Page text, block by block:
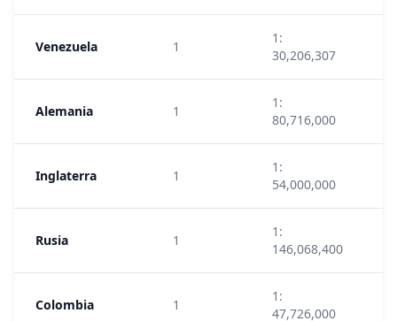
Venezuela 1
1:
30,206,307
Alemania 1
1:
80,716,000
Inglaterra 1
1:
54,000,000
Rusia 1
1:
146,068,400
Colombia 1
1:
47,726,000